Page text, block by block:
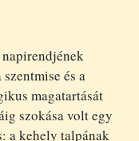
és a
magatartását
szokása volt egy
a kehely talpának